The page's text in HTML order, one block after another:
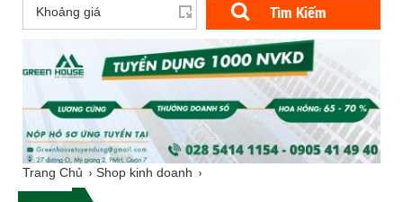
Tìm Kiếm
Trang Chủ Shop kinh doanh